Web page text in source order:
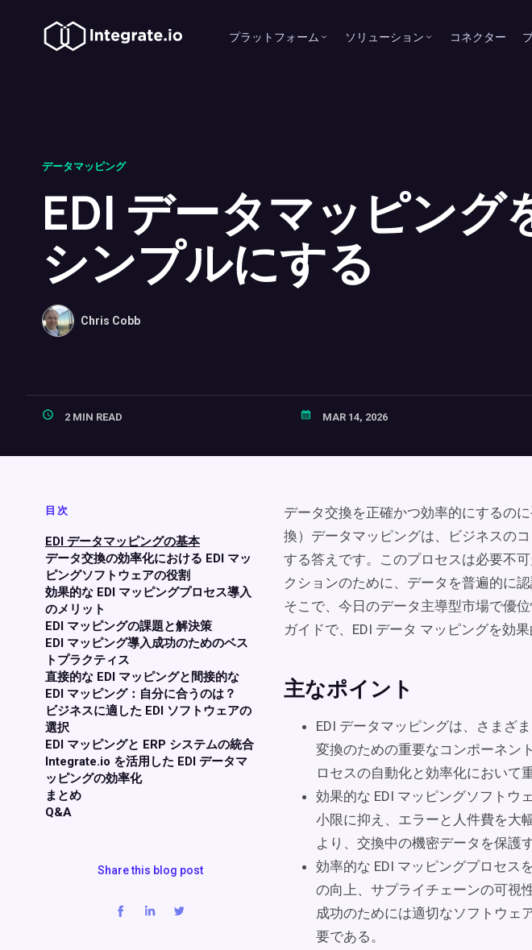
プラットフォーム ソリューション コネクター
データマッピング
EDI データマッピング
シンプルにする
Chris Cobb
2 MIN READ MAR 14, 2026
目次
EDI データマッピングの基本
データ交換の効率化における EDI マッ
ピングソフトウェアの役割
効果的な EDI マッピングプロセス導入
のメリット
EDI マッピングの課題と解決策
EDI マッピング導入成功のためのベス
トプラクティス
直接的な EDI マッピングと間接的な
EDI マッピング：自分に合うのは？
ビジネスに適した EDI ソフトウェアの
選択
EDI マッピングと ERP システムの統合
Integrate.io を活用した EDI データマ
ッピングの効率化
まとめ
Q&A
Share this blog post
データ交換を正確かつ効率的にするの
換）データマッピングは、ビジネスの
する答えです。このプロセスは必要不
クションのために、データを普遍的に
そこで、今日のデータ主導型市場で優
ガイドで、EDI データ マッピングを効
主なポイント
EDI データマッピングは、さまざ
変換のための重要なコンポーネン
ロセスの自動化と効率化において
効果的な EDI マッピングソフトウ
小限に抑え、エラーと人件費を大
より、交換中の機密データを保護す
効率的な EDI マッピングプロセス
の向上、サプライチェーンの可視
成功のためには適切なソフトウェ
要である。